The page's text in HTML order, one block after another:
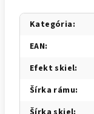
Kategória:
EAN:
Efekt skiel:
Šírka rámu: